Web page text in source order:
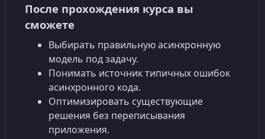
После прохождения курса вы
сможете
Выбирать правильную асинхронную
модель под задачу.
Понимать источник типичных ошибок
асинхронного кода.
Оптимизировать существующие
решения без переписывания
приложения.